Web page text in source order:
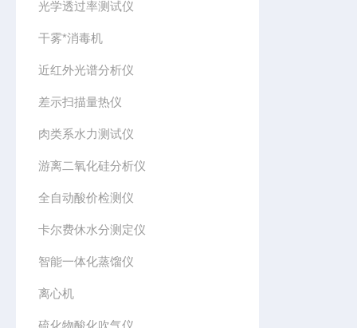
光学透过率测试仪
干雾*消毒机
近红外光谱分析仪
差示扫描量热仪
肉类系水力测试仪
游离二氧化硅分析仪
全自动酸价检测仪
卡尔费休水分测定仪
智能一体化蒸馏仪
离心机
硫化物酸化吹气仪